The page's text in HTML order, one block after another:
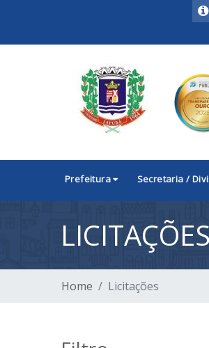
Prefeitura Secretaria /
LICITAÇÕES
Home Licitações